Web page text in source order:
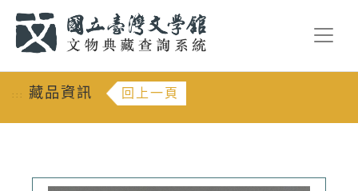
::: 藏品資訊 回上一頁